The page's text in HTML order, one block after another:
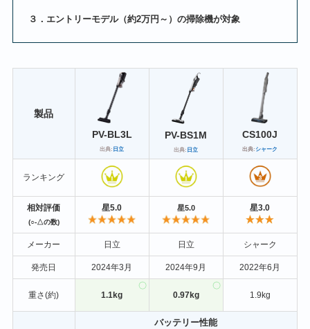
３．エントリーモデル（約2万円～）の掃除機が対象
製品
PV-BL3L
出典: 日立
PV-BS1M
出典: 日立
CS100J
出典: シャーク
ランキング
相対評価
(○-△の数)
星5.0 星5.0 星3.0
メーカー 日立 日立 シャーク
発売日 2024年3月 2024年9月 2022年6月
重さ(約) 1.1kg 0.97kg 1.9kg
バッテリー性能